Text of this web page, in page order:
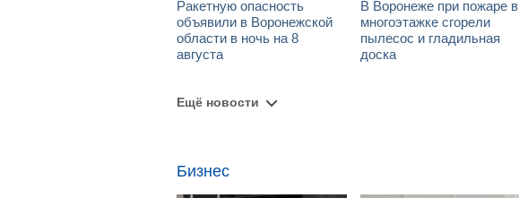
Ракетную опасность
объявили в Воронежской
области в ночь на 8
августа
В Воронеже при пожаре в
многоэтажке сгорели
пылесос и гладильная
доска
Ещё новости
Бизнес